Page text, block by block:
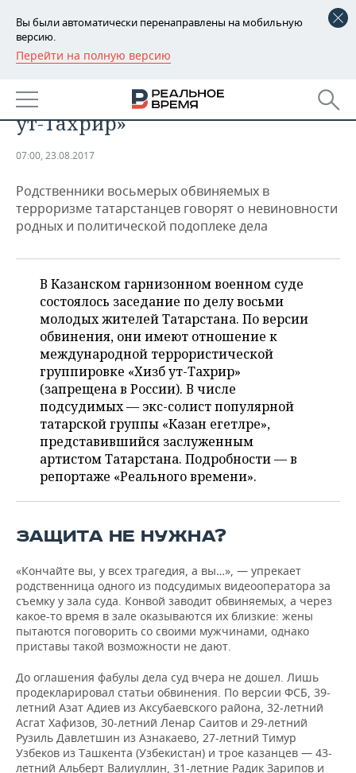
Вы были автоматически перенаправлены на мобильную
версию.
Перейти на полную версию
РЕГИОНЫ
БАШКОРТОСТАН
ТАТАРСТАН
НОВОСТИ
АНАЛИТИКА
ДЕКЛАРАЦИИ О ДОХОДАХ
ВУЗЫ ТАТАРСТАНА
КОМУ ПРИНАДЛЕЖАТ
ТОРГОВЫЕ ЦЕНТРЫ
ТАТАРСТАНА
НОВОСТИ ЭКОНОМИКИ
БАНКИ
БЮДЖЕТ
ИНВЕСТИЦИИ
ПРОМЫШЛЕННОСТЬ
АГРОПРОМ
МАШИНОСТРОЕНИЕ
НЕФТЕХИМИЯ
НЕФТЬ
ЭНЕРГЕТИКА
НОВОСТИ НЕДВИЖИМОСТИ
АВТО
НОВОСТИ АВТО
БИЗНЕС
НОВОСТИ БИЗНЕСА
РОЗНИЧНАЯ ТОРГОВЛЯ
ТРАНСПОРТ
УСЛУГИ
ТЕХНОЛОГИИ
НОВОСТИ ТЕХНОЛОГИЙ
МЕДИА
МЕРОПРИЯТИЯ
НОВОСТИ МЕРОПРИЯТИЙ
ВЫЕЗДНАЯ РЕДАКЦИЯ
ONLINE-КОНФЕРЕНЦИИ
ОТКРЫТАЯ ЛЕКЦИЯ
СПОРТ
НОВОСТИ СПОРТА
ХОККЕЙ
БАСКЕТБОЛ
ВОЛЕЙБОЛ
КИБЕРСПОРТ
ФИГУРНОЕ КАТАНИЕ
ВОДНЫЕ ВИДЫ СПОРТА
ХОККЕЙ С МЯЧОМ
ОБЩЕСТВО
ВЛАСТЬ
ИНФРАСТРУКТУРА
ИСТОРИЯ
КУЛЬТУРА
МЕДИЦИНА
ОБРАЗОВАНИЕ
ПРОИСШЕСТВИЯ
СЮЖЕТЫ
СПРАВОЧНИК
СПИСОК ПЕРСОН
СПИСОК КОМПАНИЙ
ПОЛНАЯ ВЕРСИЯ
«Казан егетләре» судят за «Хизб
ут-Тахрир»
07:00, 23.08.2017
Родственники восьмерых обвиняемых в
терроризме татарстанцев говорят о невиновности
родных и политической подоплеке дела
В Казанском гарнизонном военном суде
состоялось заседание по делу восьми
молодых жителей Татарстана. По версии
обвинения, они имеют отношение к
международной террористической
группировке «Хизб ут-Тахрир»
(запрещена в России). В числе
подсудимых — экс-солист популярной
татарской группы «Казан егетләре»,
представившийся заслуженным
артистом Татарстана. Подробности — в
репортаже «Реального времени».
ЗАЩИТА НЕ НУЖНА?
«Кончайте вы, у всех трагедия, а вы…», — упрекает
родственница одного из подсудимых видеооператора за
съемку у зала суда. Конвой заводит обвиняемых, а через
какое-то время в зале оказываются их близкие: жены
пытаются поговорить со своими мужчинами, однако
приставы такой возможности не дают.
До оглашения фабулы дела суд вчера не дошел. Лишь
продекларировал статьи обвинения. По версии ФСБ, 39-
летний Азат Адиев из Аксубаевского района, 32-летний
Асгат Хафизов, 30-летний Ленар Саитов и 29-летний
Рузиль Давлетшин из Азнакаево, 27-летний Тимур
Узбеков из Ташкента (Узбекистан) и трое казанцев — 43-
летний Альберт Валиуллин, 31-летние Радик Зарипов и